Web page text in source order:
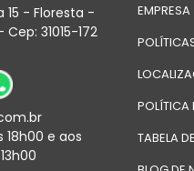
15 - Floresta -
31015-172
18h00 e aos
EMPRESA
POLÍTICA
TABELA